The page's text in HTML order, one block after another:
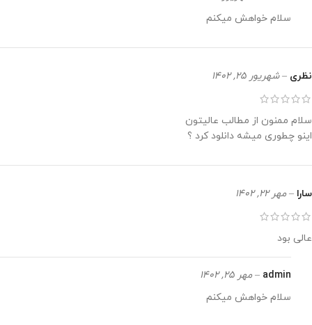
سلام خواهش میکنم
نظری – شهریور 25, 1402
سلام ممنون از مطالب عالیتون
اینو چطوری میشه دانلود کرد ؟
سارا – مهر 22, 1402
عالی بود
admin
– مهر 25, 1402
سلام خواهش میکنم